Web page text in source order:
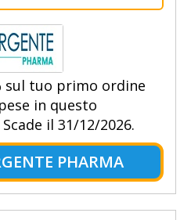
sul tuo primo ordine
in questo
il 31/12/2026.
PHARMA